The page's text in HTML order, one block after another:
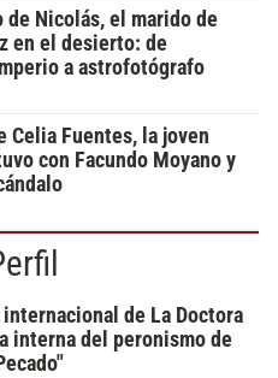
de Nicolás, el marido de
en el desierto: de
a astrofotógrafo
Celia Fuentes, la joven
con Facundo Moyano y
de La Doctora
interna del peronismo de